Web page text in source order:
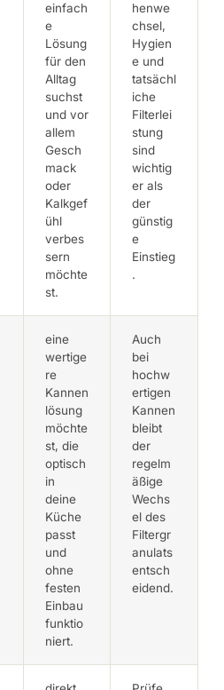
einfach
e
Lösung
für den
Alltag
suchst
und vor
allem
Gesch
mack
oder
Kalkgef
ühl
verbes
sern
möchte
st.
henwe
chsel,
Hygien
e und
tatsächl
iche
Filterlei
stung
sind
wichtig
er als
der
günstig
e
Einstieg
.
eine
wertige
re
Kannen
lösung
möchte
st, die
optisch
in
deine
Küche
passt
und
ohne
festen
Einbau
funktio
niert.
Auch
bei
hochw
ertigen
Kannen
bleibt
der
regelm
äßige
Wechs
el des
Filtergr
anulats
entsch
eidend.